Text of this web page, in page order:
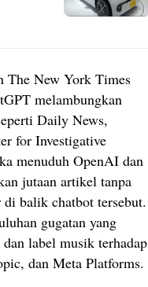
The New York Times
melambungkan
Daily News,
for Investigative
menuduh OpenAI dan
jutaan artikel tanpa
balik chatbot tersebut.
gugatan yang
label musik terhadap
dan Meta Platforms.